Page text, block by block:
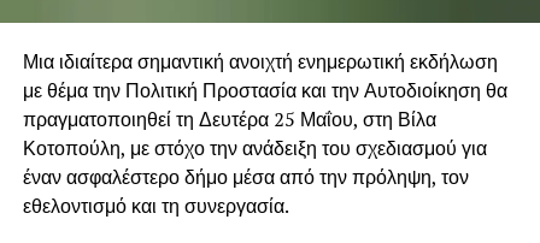
Μια ιδιαίτερα σημαντική ανοιχτή ενημερωτική εκδήλωση
με θέμα την Πολιτική Προστασία και την Αυτοδιοίκηση θα
πραγματοποιηθεί τη Δευτέρα 25 Μαΐου, στη Βίλα
Κοτοπούλη, με στόχο την ανάδειξη του σχεδιασμού για
έναν ασφαλέστερο δήμο μέσα από την πρόληψη, τον
εθελοντισμό και τη συνεργασία.